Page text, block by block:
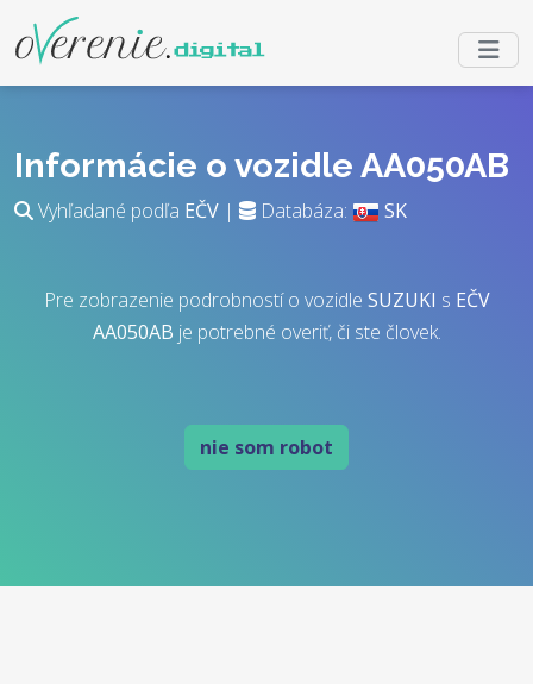
Informácie o vozidle AA050AB
Vyhľadané podľa EČV | Databáza: SK
Pre zobrazenie podrobností o vozidle SUZUKI s EČV
AA050AB je potrebné overiť, či ste človek.
nie som robot